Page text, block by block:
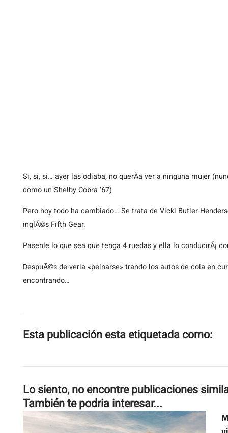
Si,si, si… ayer las odiaba, no querÃ­a ver a ninguna mujer
como un Shelby Cobra ’67)
Pero hoy todo ha cambiado… Se trata de Vicki Butler-
inglÃ©s Fifth Gear.
Pasenle lo que sea que tenga 4 ruedas y ella lo conducirÃ¡
DespuÃ©s de verla «peinarse» trando los autos de cola en
encontrando…
Esta publicación esta etiquetada como:
Lo siento, no encontre publicaciones
También te podria interesar...